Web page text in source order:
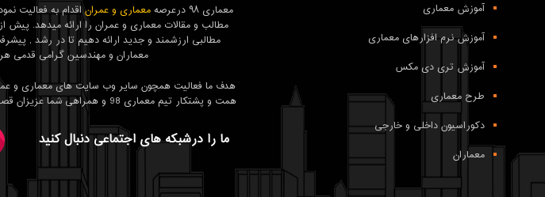
آموزش معماری
آموزش نرم افزارهای معماری
آموزش تری دی مکس
طرح معماری
دکوراسیون داخلی و خارجی
معماران
معماری ۹۸ درعرصه معماری و عمراناقدام به فعالیت
مطالب و مقالات معماری و عمران را ارائه میدهد.
مطالبی ارزشمند و جدید ارائه دهیم تا در رشد ,
معماران و مهندسین گرامی قدمی
همت و پشتکار تیم معماری 98 و همراهی شما عزیزان قصد داریم تا بزرگ ترین مرجع معماری و عمران باشیم.
ما را درشبکه های اجتماعی دنبال کنید